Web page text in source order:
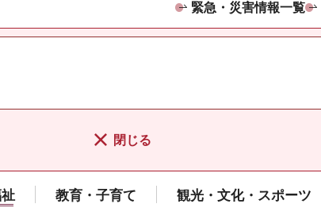
緊急・災害情報一覧
閉じる
教育・子育て 観光・文化・スポーツ